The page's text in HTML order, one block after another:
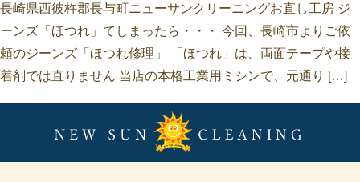
長崎県西彼杵郡長与町ニューサンクリーニングお直し工房 ジ
ーンズ「ほつれ」てしまったら・・・ 今回、長崎市よりご依
頼のジーンズ「ほつれ修理」 「ほつれ」は、両面テープや接
着剤では直りません 当店の本格工業用ミシンで、元通り […]